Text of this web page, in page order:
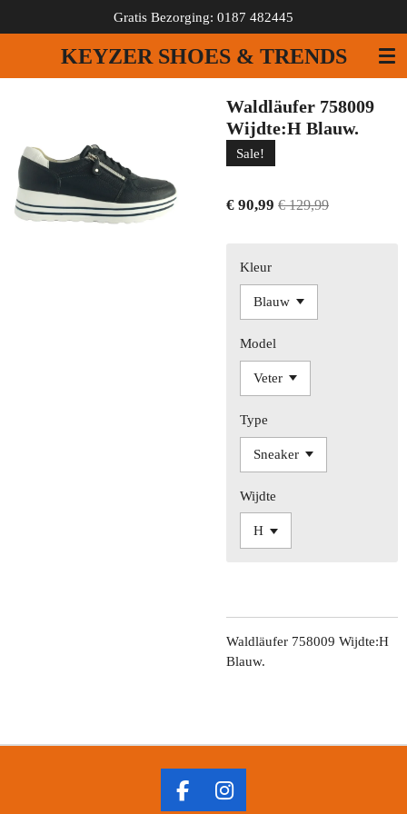
direct
de
KEYZER SHOES & TRENDS
Gratis Bezorging: 0187 482445
Waldläufer 758009
Wijdte:H Blauw.
Sale!
€ 90,99 € 129,99
Kleur
Model
Type
Wijdte
Waldläufer 758009 Wijdte:H
Blauw.
F
I